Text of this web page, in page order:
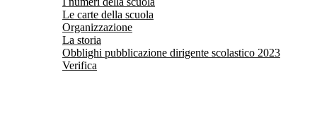
Le carte della scuola
Organizzazione
La storia
Obblighi pubblicazione dirigente scolastico 2023
Verifica